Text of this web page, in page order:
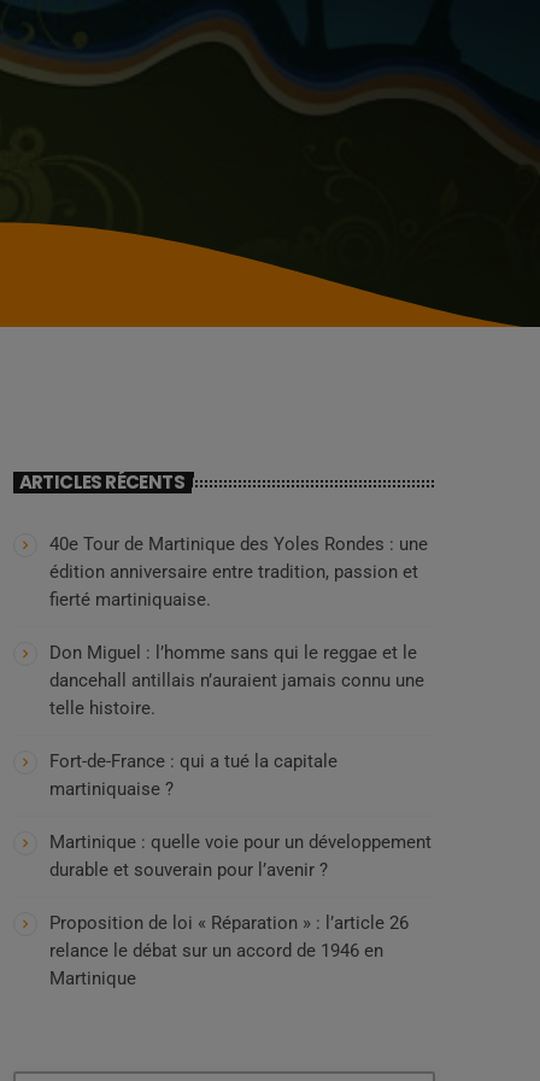
ARTICLES RÉCENTS
40e Tour de Martinique des Yoles Rondes : une
édition anniversaire entre tradition, passion et
fierté martiniquaise.
Don Miguel : l’homme sans qui le reggae et le
dancehall antillais n’auraient jamais connu une
telle histoire.
Fort-de-France : qui a tué la capitale
martiniquaise ?
Martinique : quelle voie pour un développement
durable et souverain pour l’avenir ?
Proposition de loi « Réparation » : l’article 26
relance le débat sur un accord de 1946 en
Martinique